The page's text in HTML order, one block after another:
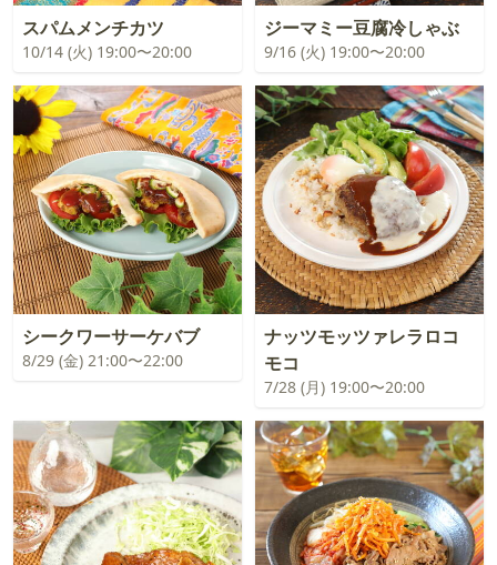
スパムメンチカツ
10/14 (火) 19:00〜20:00
ジーマミー豆腐冷しゃぶ
9/16 (火) 19:00〜20:00
シークワーサーケバブ
8/29 (金) 21:00〜22:00
ナッツモッツァレラロコ
モコ
7/28 (月) 19:00〜20:00